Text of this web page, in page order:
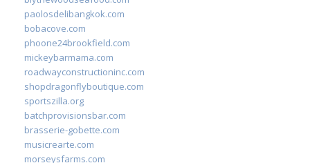
paolosdelibangkok.com
bobacove.com
phoone24brookfield.com
mickeybarmama.com
roadwayconstructioninc.com
shopdragonflyboutique.com
sportszilla.org
batchprovisionsbar.com
brasserie-gobette.com
musicrearte.com
morseysfarms.com